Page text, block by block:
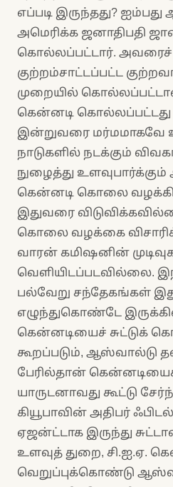
எப்படி இருந்தது?
அமெரிக்க ஜனாதிபதி
கொல்லப்பட்டார். அவரைச்
குற்றம்சாட்டப்பட்ட
முறையில்
கென்னடி
இன்றுவரை மர்மமாகவே
நாடுகளில் நடக்கும்
நுழைத்து
கென்னடி கொலை
இதுவரை
கொலை வழக்கை
வாரன் கமிஷனின்
வெளியிடப்படவில்லை.
பல்வேறு சந்தேகங்கள்
எழுந்துகொண்டே
கென்னடியைச் சுட்டுக்
கூறப்படும், ஆஸ்வால்டு
பேரில்தான் கென்னடியைச்
யாருடனாவது கூட்டு
கியூபாவின் அதிபர்
ஏஜன்ட்டாக இருந்து
உளவுத் துறை, சி.ஐ.ஏ.
வெறுப்புக்கொண்டு